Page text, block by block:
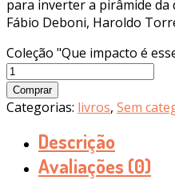
para inverter a pirâmide da
Fábio Deboni, Haroldo
Coleção "Que impacto é
Comprar
Categorias: livros, Sem
Descrição
Avaliações (0)